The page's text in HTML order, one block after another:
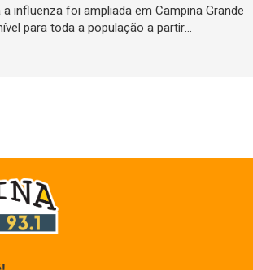
influenza foi ampliada em Campina Grande
para toda a população a partir…